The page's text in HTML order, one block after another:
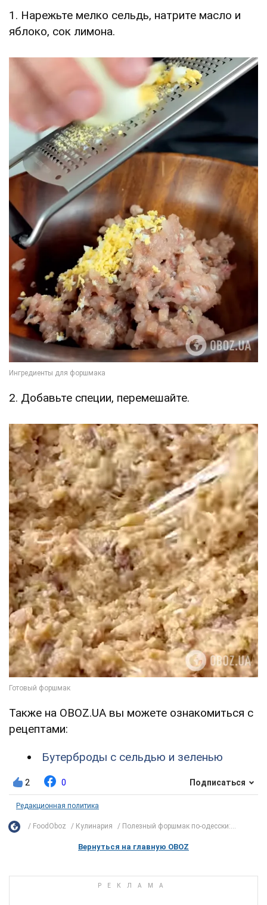
1. Нарежьте мелко сельдь, натрите масло и
яблоко, сок лимона.
2. Добавьте специи, перемешайте.
Также на OBOZ.UA вы можете ознакомиться с
рецептами:
Бутерброды с сельдью и зеленью
2 0 Подписаться
Редакционная политика
FoodOboz Кулинария Полезный форшмак по-одесски:...
Вернуться на главную OBOZ